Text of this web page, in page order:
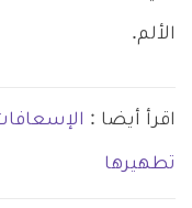
الألم.
اقرأ أيضا :
تطهيرها